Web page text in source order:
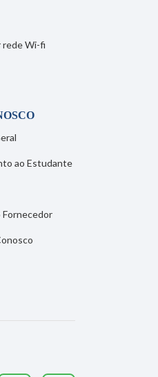
rede Wi-fi
ao Estudante
Fornecedor